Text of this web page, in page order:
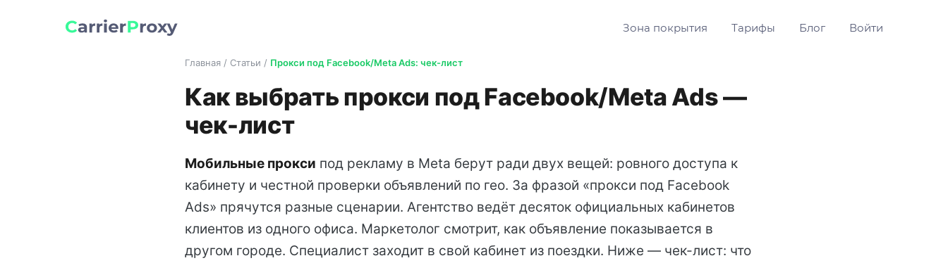
Зона покрытия Тарифы Блог Войти
Главная / Статьи / Прокси под Facebook/Meta Ads: чек-лист
Как выбрать прокси под Facebook/Meta Ads —
чек-лист
Мобильные прокси под рекламу в Meta берут ради двух вещей: ровного доступа к
кабинету и честной проверки объявлений по гео. За фразой «прокси под Facebook
Ads» прячутся разные сценарии. Агентство ведёт десяток официальных кабинетов
клиентов из одного офиса. Маркетолог смотрит, как объявление показывается в
другом городе. Специалист заходит в свой кабинет из поездки. Ниже — чек-лист: что